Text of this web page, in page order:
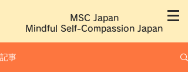
MSC Japan
​Mindful Self-Compassion Japan
記事